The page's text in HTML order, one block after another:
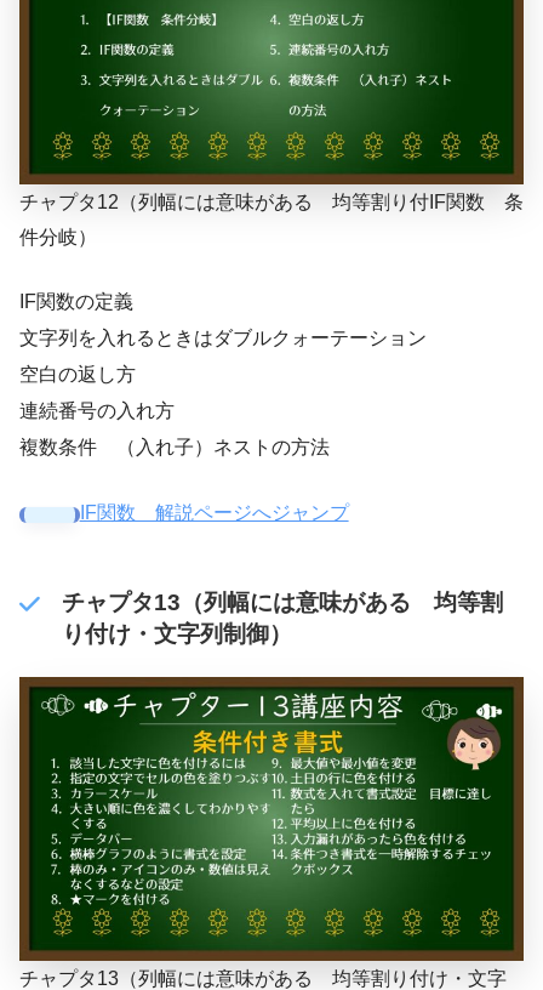
チャプタ12（列幅には意味がある 均等割り付IF関数 条
件分岐）
IF関数の定義
文字列を入れるときはダブルクォーテーション
空白の返し方
連続番号の入れ方
複数条件 （入れ子）ネストの方法
IF関数 解説ページへジャンプ
チャプタ13（列幅には意味がある 均等割
り付け・文字列制御）
チャプタ13（列幅には意味がある 均等割り付け・文字